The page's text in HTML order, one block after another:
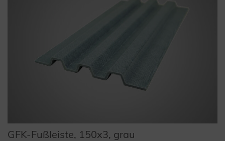
GFK-Fußleiste, 150x3, grau